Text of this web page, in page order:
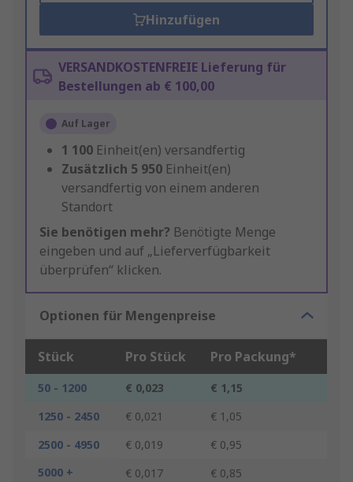
Hinzufügen
VERSANDKOSTENFREIE Lieferung für
Bestellungen ab € 100,00
Auf Lager
1 100 Einheit(en) versandfertig
Zusätzlich 5 950 Einheit(en)
versandfertig von einem anderen
Standort
Sie benötigen mehr? Benötigte Menge
eingeben und auf „Lieferverfügbarkeit
überprüfen“ klicken.
Optionen für Mengenpreise
Stück Pro Stück Pro Packung*
50 - 1200 € 0,023
€ 1,15
1250 - 2450
€ 0,021
€ 1,05
2500 - 4950
€ 0,019
€ 0,95
5000 +
€ 0,017 € 0,85